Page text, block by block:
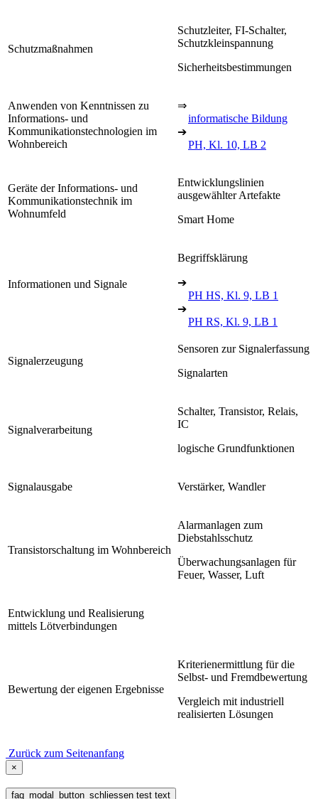
Schutzmaßnahmen
Schutzleiter, FI-Schalter,
Schutzkleinspannung
Sicherheitsbestimmungen
Anwenden von Kenntnissen zu
Informations- und
Kommunikationstechnologien im
Wohnbereich
⇒
informatische Bildung
➔
PH, Kl. 10, LB 2
Geräte der Informations- und
Kommunikationstechnik im
Wohnumfeld
Entwicklungslinien
ausgewählter Artefakte
Smart Home
Informationen und Signale
Begriffsklärung
➔
PH HS, Kl. 9, LB 1
➔
PH RS, Kl. 9, LB 1
Signalerzeugung
Sensoren zur Signalerfassung
Signalarten
Signalverarbeitung
Schalter, Transistor, Relais,
IC
logische Grundfunktionen
Signalausgabe Verstärker, Wandler
Transistorschaltung im Wohnbereich
Alarmanlagen zum
Diebstahlsschutz
Überwachungsanlagen für
Feuer, Wasser, Luft
Entwicklung und Realisierung
mittels Lötverbindungen
Bewertung der eigenen Ergebnisse
Kriterienermittlung für die
Selbst- und Fremdbewertung
Vergleich mit industriell
realisierten Lösungen
Zurück zum Seitenanfang
×
faq_modal_button_schliessen test text